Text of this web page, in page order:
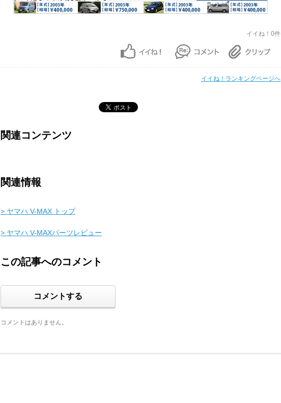
イイね！0件
イイね！ランキングページへ
関連コンテンツ
関連情報
> ヤマハ V-MAX トップ
> ヤマハ V-MAXパーツレビュー
この記事へのコメント
コメントする
コメントはありません。